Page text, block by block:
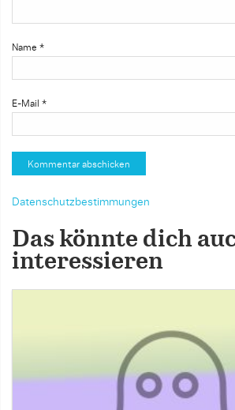
Name *
E-Mail *
Datenschutzbestimmungen
Das könnte dich
interessieren